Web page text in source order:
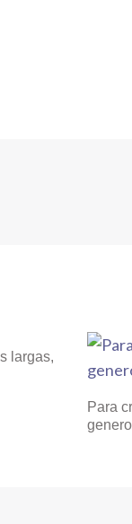
largas,
Para